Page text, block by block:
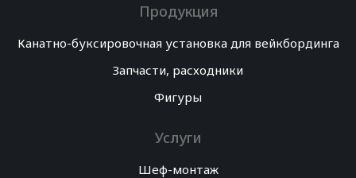
Продукция
Канатно-буксировочная установка для вейкбординга
Запчасти, расходники
Фигуры
Услуги
Шеф-монтаж